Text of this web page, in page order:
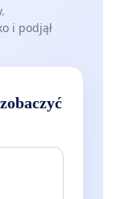
i podjął